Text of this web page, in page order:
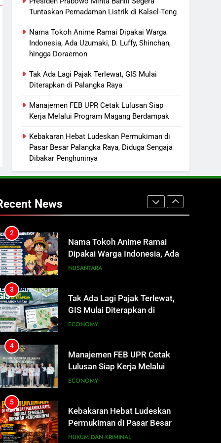
Tuntaskan Pemadaman Listrik di Kalsel-Teng
Nama Tokoh Anime Ramai Dipakai Warga
Indonesia, Ada Uzumaki, D. Luffy, Shinchan,
hingga Doraemon
Tak Ada Lagi Pajak Terlewat, GIS Mulai
Diterapkan di Palangka Raya
Manajemen FEB UPR Cetak Lulusan Siap
Kerja Melalui Program Magang Berdampak
Kebakaran Hebat Ludeskan Permukiman di
Pasar Besar Palangka Raya, Diduga Sengaja
Dibakar Penghuninya
News
Mulai Meresahkan Pengendara
REGION VIRAL
Suara Bising Berujung
Penindakan, Polsek Rakumpit
Brong
HUKUM DAN KRIMINAL
Harga Pertalite Subsidi Eceran
di Lamandau Masih Tembus
Presiden Prabowo Minta Bahlil
Segera Tuntaskan Pemadaman
Listrik di Kalsel-Teng
2
Nama Tokoh Anime Ramai
Uzumaki, D. Luffy, Shinchan,
hingga Doraemon
NUSANTARA
3
Tak Ada Lagi Pajak Terlewat,
Palangka Raya
ECONOMY
4
Manajemen FEB UPR Cetak
Program Magang Berdampak
ECONOMY
5
Kebakaran Hebat Ludeskan
Palangka Raya, Diduga Sengaja
Dibakar Penghuninya
HUKUM DAN KRIMINAL
6
Mantan Wakil Wali Kota